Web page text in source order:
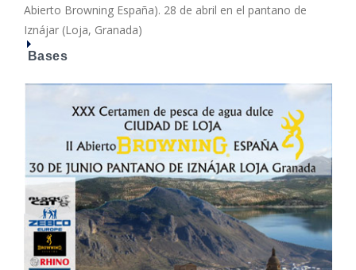
Abierto Browning España). 28 de abril en el pantano de
Iznájar (Loja, Granada)
Bases